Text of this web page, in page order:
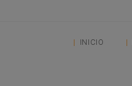
INICIO